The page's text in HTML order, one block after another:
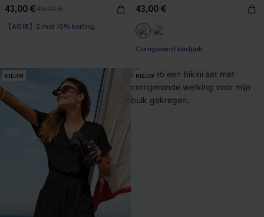
43,00 €49,00 €
【AG18】2 met 10% korting
43,00 €
Corrigerend badpak
NIEUW NIEUW